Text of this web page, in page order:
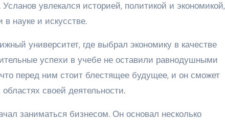
увлекался историей, политикой и экономикой,
науке и искусстве.
университет, где выбрал экономику в качестве
успехи в учебе не оставили равнодушными
перед ним стоит блестящее будущее, и он сможет
своей деятельности.
заниматься бизнесом. Он основал несколько